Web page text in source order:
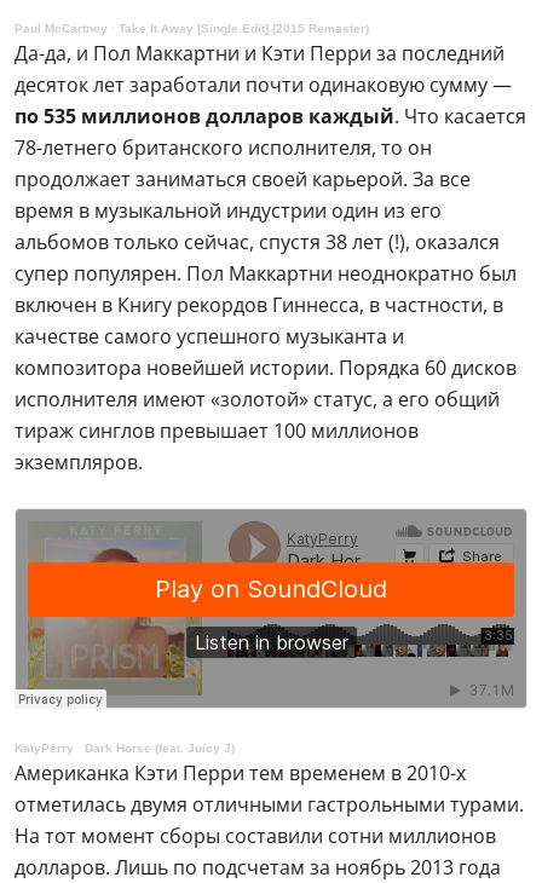
Paul McCartney · Take It Away [Single Edit] (2015 Remaster)
Да-да, и Пол Маккартни и Кэти Перри за последний
десяток лет заработали почти одинаковую сумму —
по 535 миллионов долларов каждый. Что касается
78-летнего британского исполнителя, то он
продолжает заниматься своей карьерой. За все
время в музыкальной индустрии один из его
альбомов только сейчас, спустя 38 лет (!), оказался
супер популярен. Пол Маккартни неоднократно был
включен в Книгу рекордов Гиннесса, в частности, в
качестве самого успешного музыканта и
композитора новейшей истории. Порядка 60 дисков
исполнителя имеют «золотой» статус, а его общий
тираж синглов превышает 100 миллионов
экземпляров.
KatyPerry · Dark Horse (feat. Juicy J)
Американка Кэти Перри тем временем в 2010-х
отметилась двумя отличными гастрольными турами.
На тот момент сборы составили сотни миллионов
долларов. Лишь по подсчетам за ноябрь 2013 года